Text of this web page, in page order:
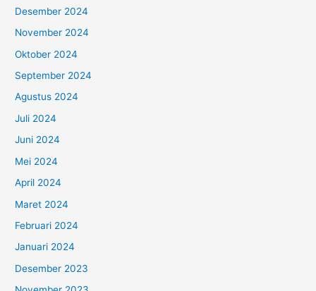
Desember 2024
November 2024
Oktober 2024
September 2024
Agustus 2024
Juli 2024
Juni 2024
Mei 2024
April 2024
Maret 2024
Februari 2024
Januari 2024
Desember 2023